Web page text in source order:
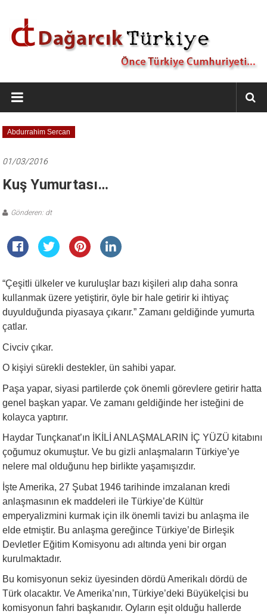
Dağarcık
Türkiye
Önce
Türkiye
Abdurrahim Sercan
01/03/2016
Kuş Yumurtası…
Gönderen: dt
“Çeşitli ülkeler ve kuruluşlar bazı kişileri alıp daha sonra
kullanmak üzere yetiştirir, öyle bir hale getirir ki ihtiyaç
duyulduğunda piyasaya çıkarır.” Zamanı geldiğinde yumurta
çatlar.
Civciv çıkar.
O kişiyi sürekli destekler, ün sahibi yapar.
Paşa yapar, siyasi partilerde çok önemli görevlere getirir hatta
genel başkan yapar. Ve zamanı geldiğinde her isteğini de
kolayca yaptırır.
Haydar Tunçkanat’ın İKİLİ ANLAŞMALARIN İÇ YÜZÜ kitabını
çoğumuz okumuştur. Ve bu gizli anlaşmaların Türkiye’ye
nelere mal olduğunu hep birlikte yaşamışızdır.
İşte Amerika, 27 Şubat 1946 tarihinde imzalanan kredi
anlaşmasının ek maddeleri ile Türkiye’de Kültür
emperyalizmini kurmak için ilk önemli tavizi bu anlaşma ile
elde etmiştir. Bu anlaşma gereğince Türkiye’de Birleşik
Devletler Eğitim Komisyonu adı altında yeni bir organ
kurulmaktadır.
Bu komisyonun sekiz üyesinden dördü Amerikalı dördü de
Türk olacaktır. Ve Amerika’nın, Türkiye’deki Büyükelçisi bu
komisyonun fahri başkanıdır. Oyların eşit olduğu hallerde